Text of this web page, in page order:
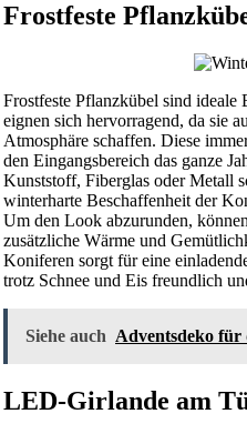
Frostfeste
Frostfeste Pflanzkübel sind
eignen sich hervorragend, da sie
Atmosphäre schaffen. Diese
den Eingangsbereich das ganze
Kunststoff, Fiberglas oder Metall
winterharte Beschaffenheit der
Um den Look abzurunden,
zusätzliche Wärme und
Koniferen sorgt für eine
trotz Schnee und Eis freundlich
Siehe auch Adventsdeko für
LED-Girlande am